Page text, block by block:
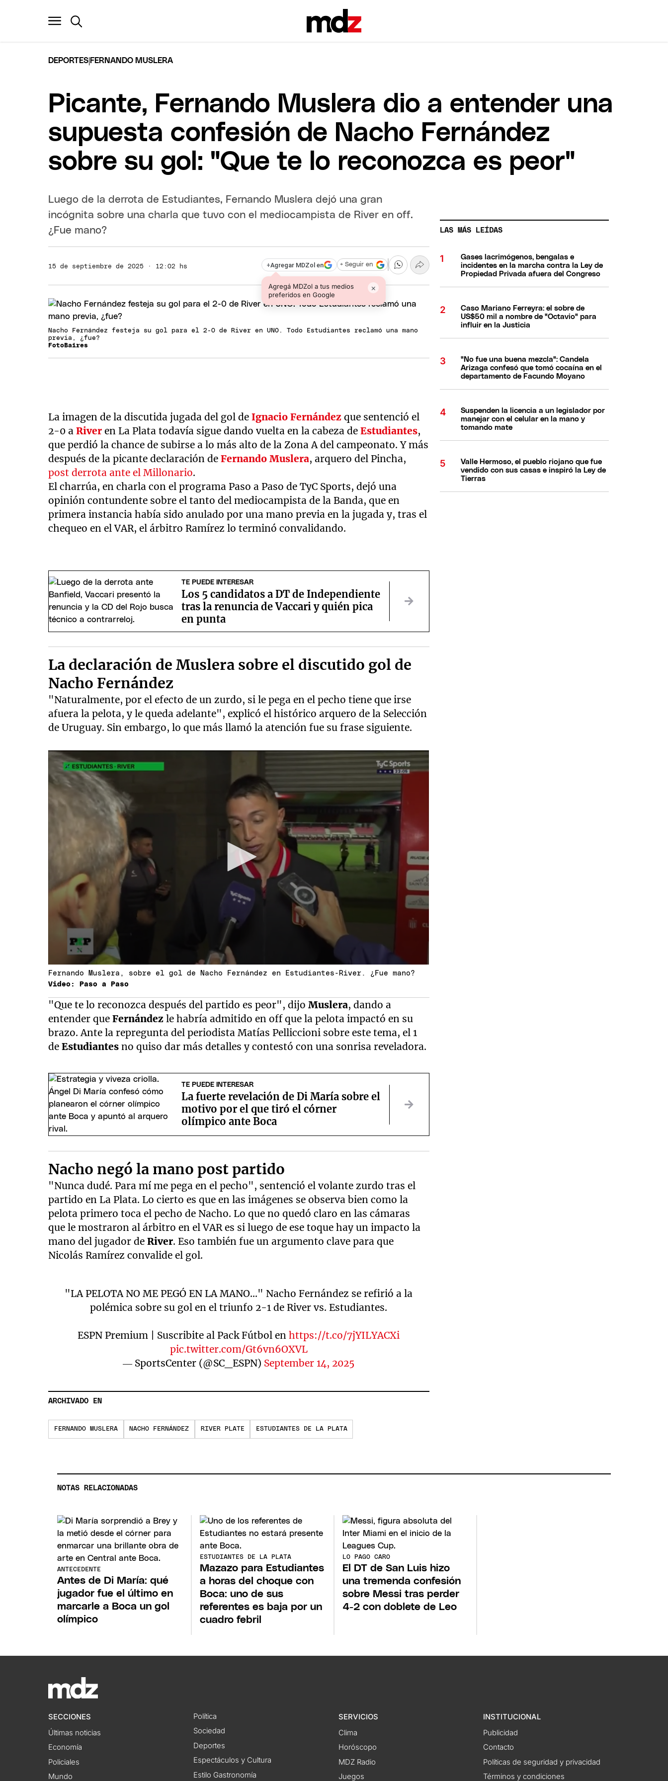
DEPORTES FERNANDO MUSLERA
Picante, Fernando Muslera dio a entender una
supuesta confesión de Nacho Fernández
sobre su gol: "Que te lo reconozca es peor"
Luego de la derrota de Estudiantes, Fernando Muslera dejó una gran
incógnita sobre una charla que tuvo con el mediocampista de River en off.
¿Fue mano?
15 de septiembre de 2025 · 12:02 hs +Agregar MDZol en
Agregá MDZol a tus medios
preferidos en Google
×
+ Seguir en
Nacho Fernández festeja su gol para el 2-0 de River en UNO. Todo Estudiantes reclamó una mano
previa, ¿fue?
FotoBaires
La imagen de la discutida jugada del gol deIgnacio Fernández que sentenció el
2-0 aRiver en La Plata todavía sigue dando vuelta en la cabeza de Estudiantes,
que perdió la chance de subirse a lo más alto de la Zona A del campeonato. Y más
después de la picante declaración deFernando Muslera, arquero del Pincha,
post derrota ante el Millonario.
El charrúa, en charla con el programa Paso a Paso de TyC Sports, dejó una
opinión contundente sobre el tanto del mediocampista de la Banda, que en
primera instancia había sido anulado por una mano previa en la jugada y, tras el
chequeo en el VAR, el árbitro Ramírez lo terminó convalidando.
TE PUEDE INTERESAR
Los 5 candidatos a DT de Independiente
tras la renuncia de Vaccari y quién pica
en punta
La declaración de Muslera sobre el discutido gol de
Nacho Fernández
"Naturalmente, por el efecto de un zurdo, si le pega en el pecho tiene que irse
afuera la pelota, y le queda adelante", explicó el histórico arquero de la Selección
de Uruguay. Sin embargo, lo que más llamó la atención fue su frase siguiente.
Fernando Muslera, sobre el gol de Nacho Fernández en Estudiantes-River. ¿Fue mano?
Video: Paso a Paso
"Que te lo reconozca después del partido es peor", dijoMuslera, dando a
entender queFernándezle habría admitido en off que la pelota impactó en su
brazo. Ante la repregunta del periodista Matías Pelliccioni sobre este tema, el 1
deEstudiantesno quiso dar más detalles y contestó con una sonrisa reveladora.
TE PUEDE INTERESAR
La fuerte revelación de Di María sobre el
motivo por el que tiró el córner
olímpico ante Boca
Nacho negó la mano post partido
"Nunca dudé. Para mí me pega en el pecho", sentenció el volante zurdo tras el
partido en La Plata. Lo cierto es que en las imágenes se observa bien como la
pelota primero toca el pecho de Nacho. Lo que no quedó claro en las cámaras
que le mostraron al árbitro en el VAR es si luego de ese toque hay un impacto la
mano del jugador deRiver. Eso también fue un argumento clave para que
Nicolás Ramírez convalide el gol.
"LA PELOTA NO ME PEGÓ EN LA MANO..." Nacho Fernández se refirió a la
polémica sobre su gol en el triunfo 2-1 de River vs. Estudiantes.
ESPN Premium | Suscribite al Pack Fútbol enhttps://t.co/7jYILYACXi
pic.twitter.com/Gt6vn6OXVL
— SportsCenter (@SC_ESPN) September 14, 2025
ARCHIVADO EN
FERNANDO MUSLERA NACHO FERNÁNDEZ RIVER PLATE ESTUDIANTES DE LA PLATA
LAS MÁS LEÍDAS
Gases lacrimógenos, bengalas e
incidentes en la marcha contra la Ley de
Propiedad Privada afuera del Congreso
Caso Mariano Ferreyra: el sobre de
US$50 mil a nombre de "Octavio" para
influir en la Justicia
"No fue una buena mezcla": Candela
Arizaga confesó que tomó cocaína en el
departamento de Facundo Moyano
Suspenden la licencia a un legislador por
manejar con el celular en la mano y
tomando mate
Valle Hermoso, el pueblo riojano que fue
vendido con sus casas e inspiró la Ley de
Tierras
NOTAS RELACIONADAS
ANTECEDENTE
Antes de Di María: qué
jugador fue el último en
marcarle a Boca un gol
olímpico
ESTUDIANTES DE LA PLATA
Mazazo para Estudiantes
a horas del choque con
Boca: uno de sus
referentes es baja por un
cuadro febril
LO PAGO CARO
El DT de San Luis hizo
una tremenda confesión
sobre Messi tras perder
4-2 con doblete de Leo
SECCIONES
Últimas noticias
Economía
Policiales
Mundo
Política
Sociedad
Deportes
Espectáculos y Cultura
Estilo Gastronomía
SERVICIOS
Clima
Horóscopo
MDZ Radio
Juegos
INSTITUCIONAL
Publicidad
Contacto
Políticas de seguridad y privacidad
Términos y condiciones